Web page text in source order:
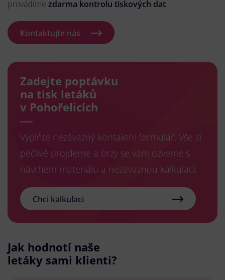
provádíme zdarma kontrolu tiskových dat.
Kontaktujte nás
Zadejte poptávku
na tisk letáků
v Pohořelicích
Vyplňte nezávazný kontaktní formulář. Vše si
pečlivě projdeme a brzy se vám ozveme s
návrhem materiálu a nezávaznou kalkulací.
Chci kalkulaci
Jak hodnotí naše
letáky sami klienti?